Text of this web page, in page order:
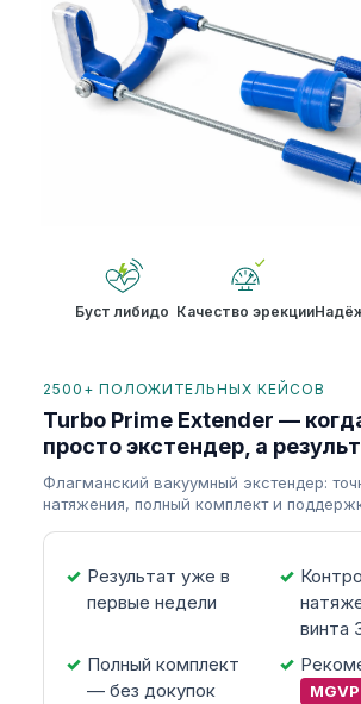
Буст либидо Качество эрекции
2500+ ПОЛОЖИТЕЛЬНЫХ КЕЙСОВ
Turbo Prime Extender —
просто экстендер, а
Флагманский вакуумный экстендер:
натяжения, полный комплект и
Результат уже в
первые недели
винта
Полный комплект
— без докупок
MGVP